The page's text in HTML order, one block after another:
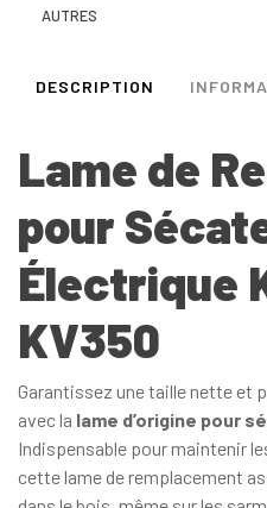
AUTRES
DESCRIPTION
Lame de
pour
Électrique
KV350
Garantissez une taille nette et
avec la lame d’origine pour
Indispensable pour maintenir
cette lame de remplacement